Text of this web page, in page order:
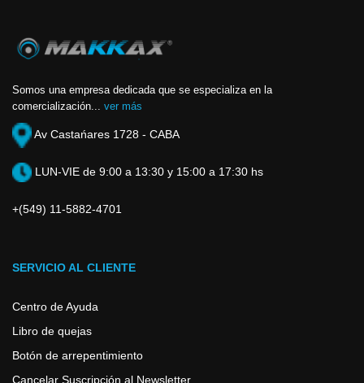
Somos una empresa dedicada que se especializa en la
comercialización... ver más
Av Castańares 1728 - CABA
LUN-VIE de 9:00 a 13:30 y 15:00 a 17:30 hs
+(549) 11-5882-4701
SERVICIO AL CLIENTE
Centro de Ayuda
Libro de quejas
Botón de arrepentimiento
Cancelar Suscripción al Newsletter